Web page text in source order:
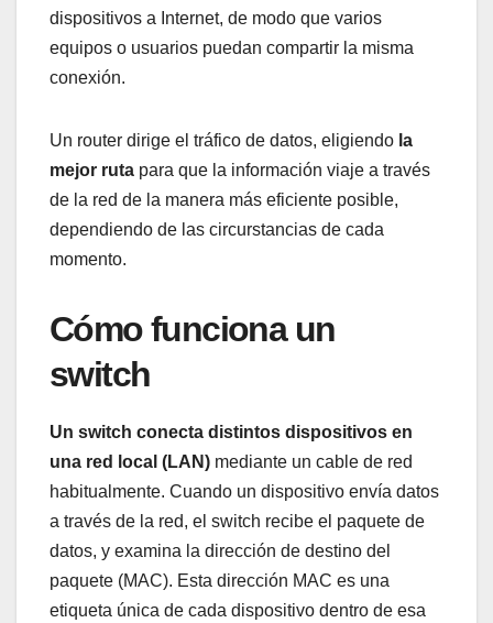
dispositivos a Internet, de modo que varios
equipos o usuarios puedan compartir la misma
conexión.
Un router dirige el tráfico de datos, eligiendo la
mejor ruta para que la información viaje a través
de la red de la manera más eficiente posible,
dependiendo de las circurstancias de cada
momento.
Cómo funciona un
switch
Un switch conecta distintos dispositivos en
una red local (LAN) mediante un cable de red
habitualmente. Cuando un dispositivo envía datos
a través de la red, el switch recibe el paquete de
datos, y examina la dirección de destino del
paquete (MAC). Esta dirección MAC es una
etiqueta única de cada dispositivo dentro de esa